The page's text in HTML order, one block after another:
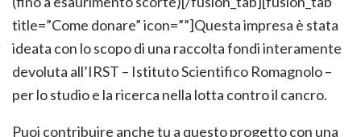
title=”Come donare” icon=””]Questa impresa è stata
ideata con lo scopo di una raccolta fondi interamente
devoluta all’IRST – Istituto Scientifico Romagnolo –
per lo studio e la ricerca nella lotta contro il cancro.
Puoi contribuire anche tu a questo progetto con una